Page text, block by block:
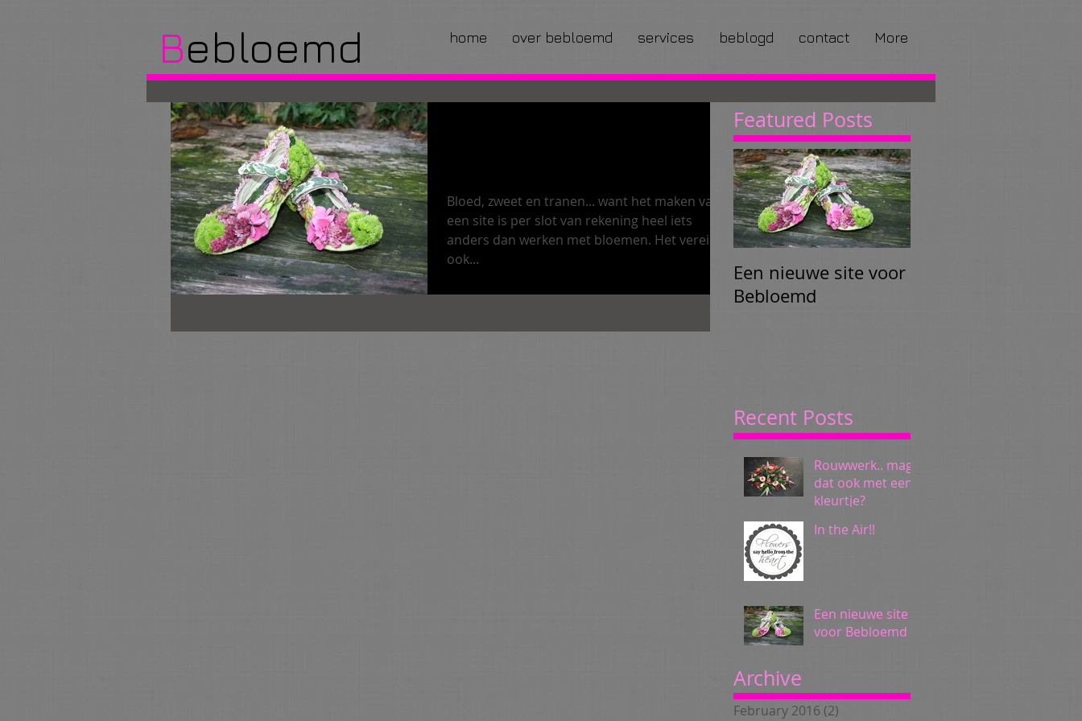
Bebloemd home over bebloemd services beblogd contact More
Bloed, zweet en tranen... want het maken van
een site is per slot van rekening heel iets
anders dan werken met bloemen. Het vereist
ook...
Featured Posts
Een nieuwe site voor
Bebloemd
Recent Posts
Rouwwerk.. mag
dat ook met een
kleurtje?
In the Air!!
Een nieuwe site
voor Bebloemd
Archive
February 2016 (2)